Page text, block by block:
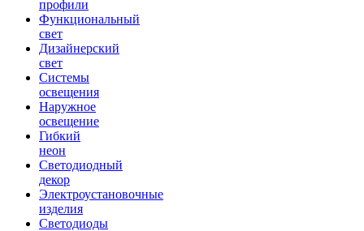
профили
Функциональный
свет
Дизайнерский
свет
Системы
освещения
Наружное
освещение
Гибкий
неон
Светодиодный
декор
Электроустановочные
изделия
Светодиоды